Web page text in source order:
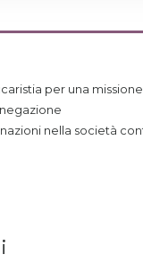
per una
nella società